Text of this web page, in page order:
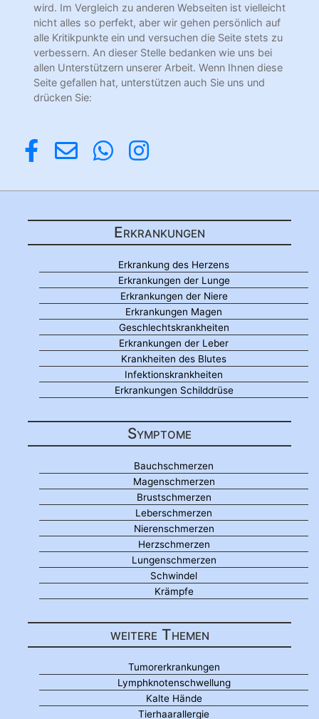
wird. Im Vergleich zu anderen Webseiten ist vielleicht
nicht alles so perfekt, aber wir gehen persönlich auf
alle Kritikpunkte ein und versuchen die Seite stets zu
verbessern. An dieser Stelle bedanken wie uns bei
allen Unterstützern unserer Arbeit. Wenn Ihnen diese
Seite gefallen hat, unterstützen auch Sie uns und
drücken Sie:
Erkrankungen
Erkrankung des Herzens
Erkrankungen der Lunge
Erkrankungen der Niere
Erkrankungen Magen
Geschlechtskrankheiten
Erkrankungen der Leber
Krankheiten des Blutes
Infektionskrankheiten
Erkrankungen Schilddrüse
Symptome
Bauchschmerzen
Magenschmerzen
Brustschmerzen
Leberschmerzen
Nierenschmerzen
Herzschmerzen
Lungenschmerzen
Schwindel
Krämpfe
weitere Themen
Tumorerkrankungen
Lymphknotenschwellung
Kalte Hände
Tierhaarallergie